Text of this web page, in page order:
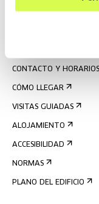
REGÍSTRATE AL BOLETÍN
CONTACTO Y HORARIOS
CÓMO LLEGAR
VISITAS GUIADAS
ALOJAMIENTO
ACCESIBILIDAD
NORMAS
PLANO DEL EDIFICIO